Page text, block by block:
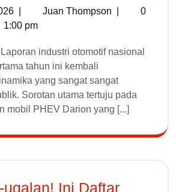
Juan Thompson
0
1:00 pm
tahun ini kembali
yang sangat sangat
Sorotan utama tertuju pada
mobil PHEV Darion yang [...]
ugalan! Ini Daftar